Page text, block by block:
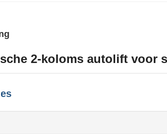
2-koloms autolift voor